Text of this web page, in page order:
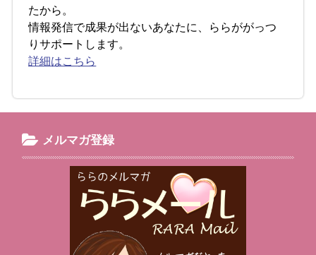
たから。
情報発信で成果が出ないあなたに、ららががっつ
りサポートします。
詳細はこちら
メルマガ登録